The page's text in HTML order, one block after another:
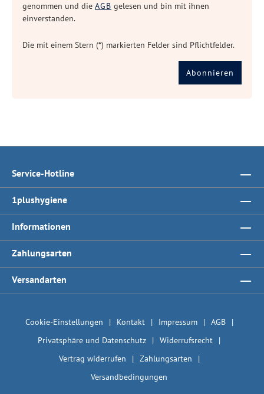
genommen und die AGB gelesen und bin mit ihnen
einverstanden.
Die mit einem Stern (*) markierten Felder sind Pflichtfelder.
Abonnieren
Service-Hotline
1plushygiene
Informationen
Zahlungsarten
Versandarten
Cookie-Einstellungen Kontakt Impressum
AGB
Privatsphäre und Datenschutz
Widerrufsrecht
Vertrag widerrufen
Zahlungsarten
Versandbedingungen